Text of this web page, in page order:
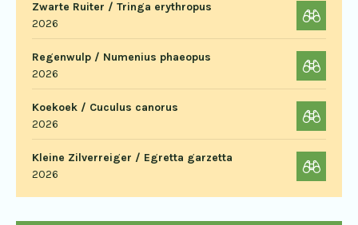
Zwarte Ruiter / Tringa erythropus
2026
Regenwulp / Numenius phaeopus
2026
Koekoek / Cuculus canorus
2026
Kleine Zilverreiger / Egretta garzetta
2026